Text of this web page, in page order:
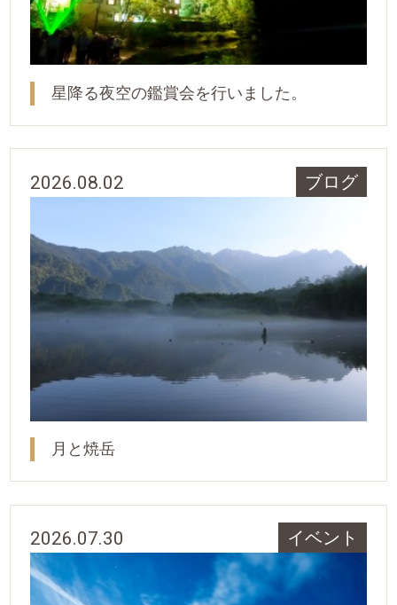
星降る夜空の鑑賞会を行いました。
2026.08.02 ブログ
月と焼岳
2026.07.30 イベント